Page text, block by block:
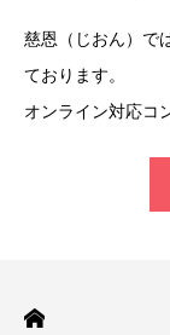
慈恩（じおん）で
ております。
オンライン対応コ